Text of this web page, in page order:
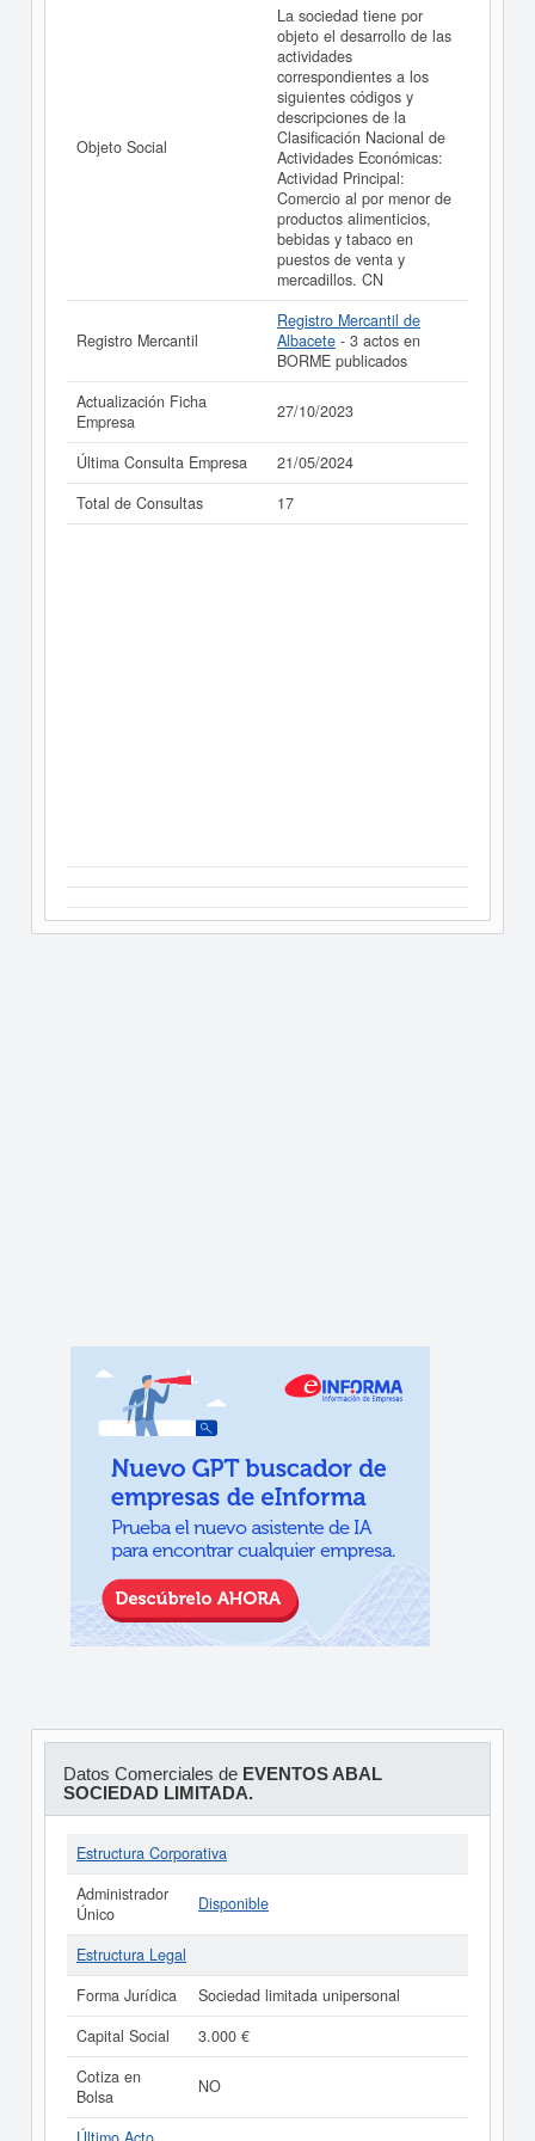
Objeto Social
La sociedad tiene por
objeto el desarrollo de las
actividades
correspondientes a los
siguientes códigos y
descripciones de la
Clasificación Nacional de
Actividades Económicas:
Actividad Principal:
Comercio al por menor de
productos alimenticios,
bebidas y tabaco en
puestos de venta y
mercadillos. CN
Registro Mercantil
Registro Mercantil de
Albacete - 3 actos en
BORME publicados
Actualización Ficha
Empresa
27/10/2023
Última Consulta Empresa
21/05/2024
Total de Consultas
17
Datos Comerciales de EVENTOS ABAL
SOCIEDAD LIMITADA.
Estructura Corporativa
Administrador
Único
Disponible
Estructura Legal
Forma Jurídica
Sociedad limitada unipersonal
Capital Social
3.000 €
Cotiza en
Bolsa
NO